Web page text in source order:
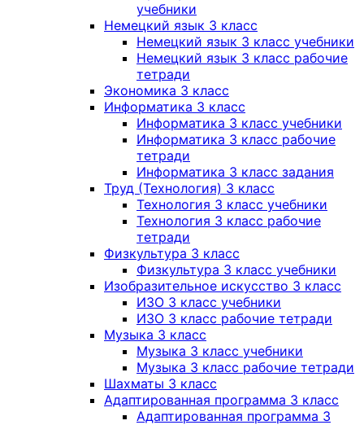
учебники
Немецкий язык 3 класс
Немецкий язык 3 класс учебники
Немецкий язык 3 класс рабочие
тетради
Экономика 3 класс
Информатика 3 класс
Информатика 3 класс учебники
Информатика 3 класс рабочие
тетради
Информатика 3 класс задания
Труд (Технология) 3 класс
Технология 3 класс учебники
Технология 3 класс рабочие
тетради
Физкультура 3 класс
Физкультура 3 класс учебники
Изобразительное искусство 3 класс
ИЗО 3 класс учебники
ИЗО 3 класс рабочие тетради
Музыка 3 класс
Музыка 3 класс учебники
Музыка 3 класс рабочие тетради
Шахматы 3 класс
Адаптированная программа 3 класс
Адаптированная программа 3